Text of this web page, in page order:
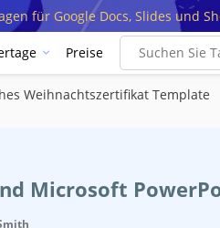
für Google Docs, Slides und
Preise
Weihnachtszertifikat Template
Microsoft